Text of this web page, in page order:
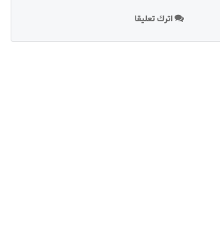
اترك تعليقا